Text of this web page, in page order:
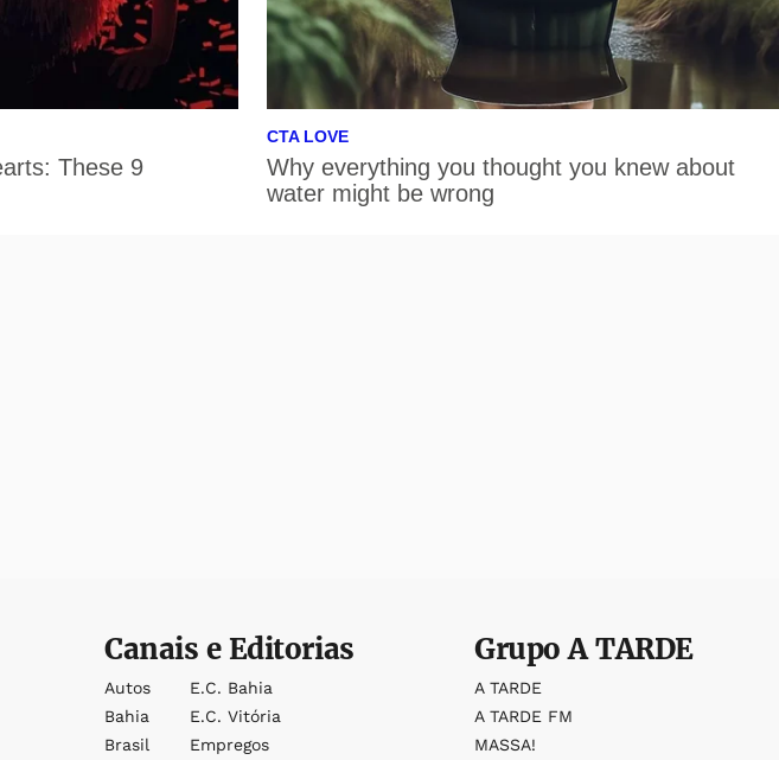
Canais e Editorias
Autos
Bahia
Brasil
E.c. Bahia
E.c. Vitória
Empregos
GrupoA TARDE
A TARDE
A TARDE FM
MASSA!